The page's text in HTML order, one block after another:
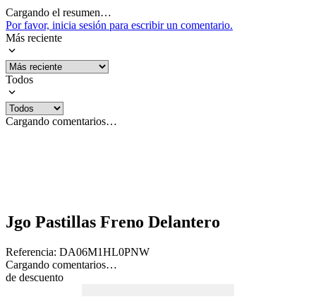
Cargando el resumen…
Por favor, inicia sesión para escribir un comentario.
Más reciente
Todos
Cargando comentarios…
Jgo Pastillas Freno Delantero
Referencia: DA06M1HL0PNW
Cargando comentarios…
de descuento